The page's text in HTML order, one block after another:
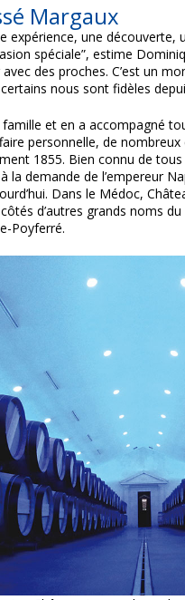
Margaux
expérience, une
spéciale”, estime
des proches. C’est un
nous sont fidèles
et en a accompagné
personnelle, de
1855. Bien connu de
la demande de l’empereur
Dans le Médoc,
d’autres grands noms
Poyferré.